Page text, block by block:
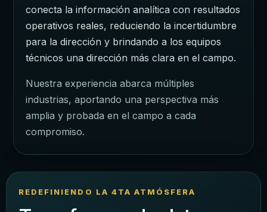
conecta la información analítica con resultados
operativos reales, reduciendo la incertidumbre
para la dirección y brindando a los equipos
técnicos una dirección más clara en el campo.
Nuestra experiencia abarca múltiples
industrias, aportando una perspectiva más
amplia y probada en el campo a cada
compromiso.
REDEFINIENDO LA 4TA ATMÓSFERA